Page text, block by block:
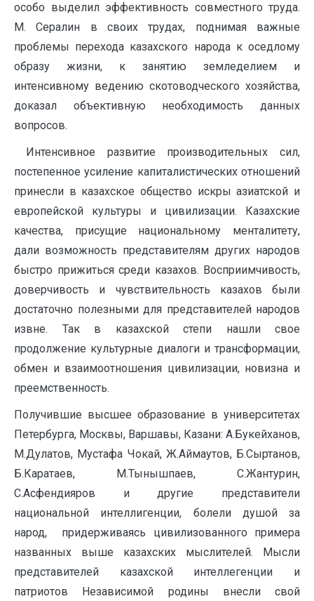
особо выделил эффективность совместного труда.
М. Сералин в своих трудах, поднимая важные
проблемы перехода казахского народа к оседлому
образу жизни, к занятию земледелием и
интенсивному ведению скотоводческого хозяйства,
доказал объективную необходимость данных
вопросов.
Интенсивное развитие производительных сил,
постепенное усиление капиталистических отношений
принесли в казахское общество искры азиатской и
европейской культуры и цивилизации. Казахские
качества, присущие национальному менталитету,
дали возможность представителям других народов
быстро прижиться среди казахов. Восприимчивость,
доверчивость и чувствительность казахов были
достаточно полезными для представителей народов
извне. Так в казахской степи нашли свое
продолжение культурные диалоги и трансформации,
обмен и взаимоотношения цивилизации, новизна и
преемственность.
Получившие высшее образование в университетах
Петербурга, Москвы, Варшавы, Казани: А.Букейханов,
М.Дулатов, Мустафа Чокай, Ж.Аймаутов, Б.Сыртанов,
Б.Каратаев, М.Тынышпаев, С.Жантурин,
С.Асфендияров и другие представители
национальной интеллигенции, болели душой за
народ, придерживаясь цивилизованного примера
названных выше казахских мыслителей. Мысли
представителей казахской интеллегенции и
патриотов Независимой родины внесли свой